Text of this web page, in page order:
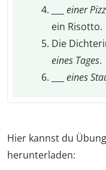
einer
ein Risotto.
Die
eines Tages.
eines
Hier kannst du
herunterladen: